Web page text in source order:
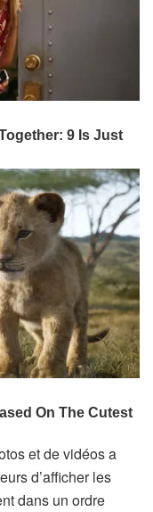
et de vidéos a
d’afficher les
dans un ordre